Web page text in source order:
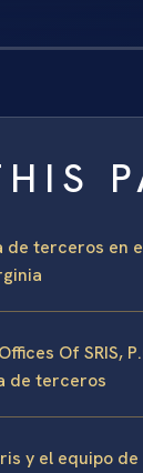
de terceros en
Of SRIS,
de terceros
y el equipo